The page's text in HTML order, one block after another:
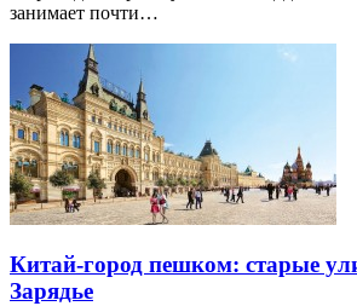
занимает почти…
Китай-город пешком: старые
Зарядье